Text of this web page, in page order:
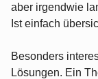
aber irgendwie
Ist einfach
Besonders
Lösungen. Ein